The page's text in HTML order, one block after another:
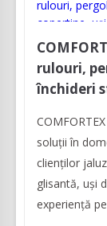
rulouri,
închideri
soluții în
clienților
glisantă, uși
experiență